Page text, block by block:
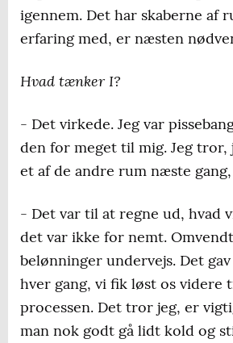
igennem. Det har skaberne af
erfaring med, er næsten
Hvad tænker I?
- Det virkede. Jeg var
den for meget til mig. Jeg tror,
et af de andre rum næste
- Det var til at regne ud, hvad
det var ikke for nemt.
belønninger undervejs. Det
hver gang, vi fik løst os
processen. Det tror jeg, er
man nok godt gå lidt kold og